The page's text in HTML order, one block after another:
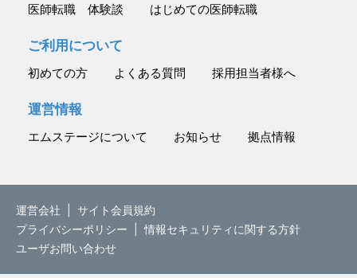
医師転職 体験談
はじめての医師転職
ご利用について
初めての方 よくある質問 採用担当者様へ
運営情報
エムステージについて お知らせ 拠点情報
運営会社
サイト会員規約
プライバシーポリシー
情報セキュリティに関する方針
ユーザお問い合わせ